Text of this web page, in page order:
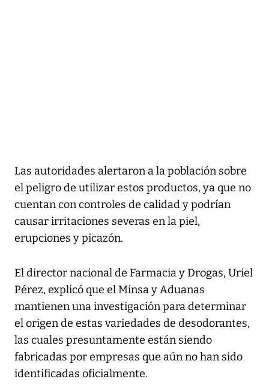
Las autoridades alertaron a la población sobre
el peligro de utilizar estos productos, ya que no
cuentan con controles de calidad y podrían
causar irritaciones severas en la piel,
erupciones y picazón.
El director nacional de Farmacia y Drogas, Uriel
Pérez, explicó que el Minsa y Aduanas
mantienen una investigación para determinar
el origen de estas variedades de desodorantes,
las cuales presuntamente están siendo
fabricadas por empresas que aún no han sido
identificadas oficialmente.